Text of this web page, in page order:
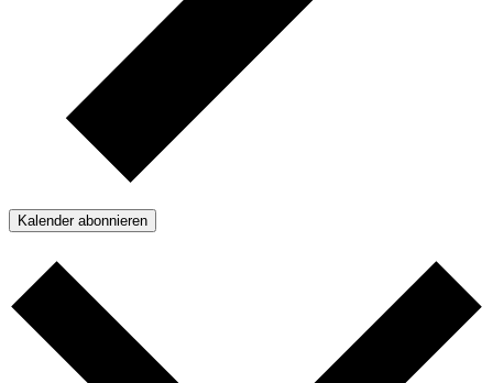
Kalender abonnieren